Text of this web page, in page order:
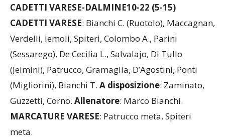
CADETTI VARESE-DALMINE10-22 (5-15)
CADETTI VARESE: Bianchi C. (Ruotolo), Maccagnan,
Verdelli, Iemoli, Spiteri, Colombo A., Parini
(Sessarego), De Cecilia L., Salvalajo, Di Tullo
(Jelmini), Patrucco, Gramaglia, D’Agostini, Ponti
(Migliorini), Bianchi T. A disposizione: Zaminato,
Guzzetti, Corno. Allenatore: Marco Bianchi.
MARCATURE VARESE: Patrucco meta, Spiteri
meta.